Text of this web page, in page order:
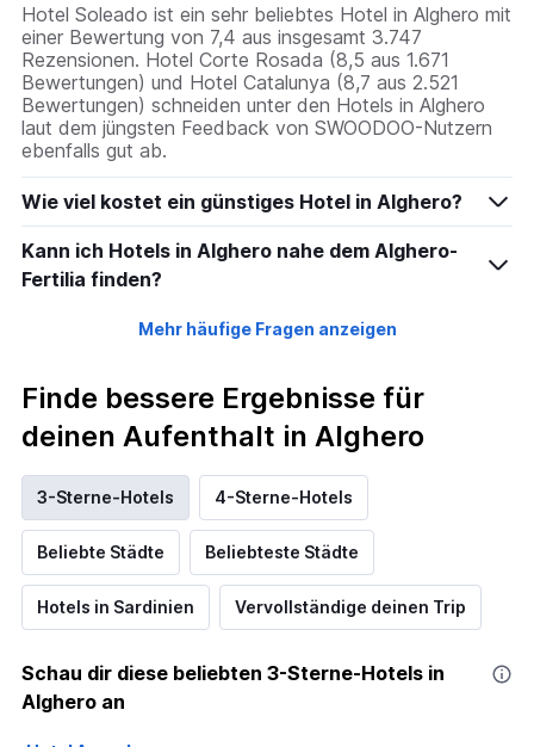
Hotel Soleado ist ein sehr beliebtes Hotel in Alghero mit
einer Bewertung von 7,4 aus insgesamt 3.747
Rezensionen. Hotel Corte Rosada (8,5 aus 1.671
Bewertungen) und Hotel Catalunya (8,7 aus 2.521
Bewertungen) schneiden unter den Hotels in Alghero
laut dem jüngsten Feedback von SWOODOO-Nutzern
ebenfalls gut ab.
Wie viel kostet ein günstiges Hotel in Alghero?
Kann ich Hotels in Alghero nahe dem Alghero-
Fertilia finden?
Mehr häufige Fragen anzeigen
Finde bessere Ergebnisse für
deinen Aufenthalt in Alghero
3-Sterne-Hotels 4-Sterne-Hotels
Beliebte Städte Beliebteste Städte
Hotels in Sardinien Vervollständige deinen Trip
Schau dir diese beliebten 3-Sterne-Hotels in
Alghero an